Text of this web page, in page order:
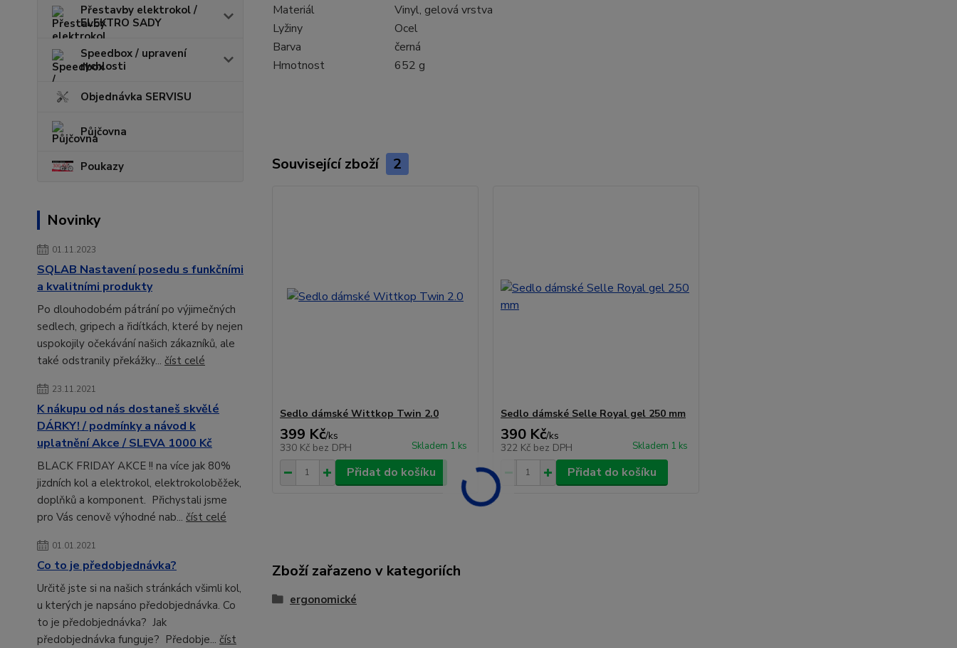
Přestavby elektrokol /
ELEKTRO SADY
Speedbox / upravení
rychlosti
Objednávka SERVISU
Půjčovna
Poukazy
Novinky
01.11.2023
SQLAB Nastavení posedu s funkčními
a kvalitními produkty
Po dlouhodobém pátrání po výjimečných
sedlech, gripech a řidítkách, které by nejen
uspokojily očekávání našich zákazníků, ale
také odstranily překážky... číst celé
23.11.2021
K nákupu od nás dostaneš skvělé
DÁRKY! / podmínky a návod k
uplatnění Akce / SLEVA 1000 Kč
BLACK FRIDAY AKCE !! na více jak 80%
jizdních kol a elektrokol, elektrokoloběžek,
doplňků a komponent. Přichystali jsme
pro Vás cenově výhodné nab... číst celé
01.01.2021
Co to je předobjednávka?
Určitě jste si na našich stránkách všimli kol,
u kterých je napsáno předobjednávka. Co
to je předobjednávka? Jak
předobjednávka funguje? Předobje... číst
Materiál
Vinyl, gelová vrstva
Lyžiny
Ocel
Barva
černá
Hmotnost
652 g
Související zboží 2
Sedlo dámské Wittkop Twin 2.0
399 Kč/ks
330 Kč bez DPH Skladem 1 ks
Přidat do košíku
Sedlo dámské Selle Royal gel 250 mm
390 Kč/ks
322 Kč bez DPH Skladem 1 ks
Přidat do košíku
Zboží zařazeno v kategoriích
ergonomické